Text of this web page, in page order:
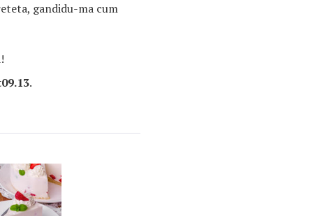
gandidu-ma cum
.